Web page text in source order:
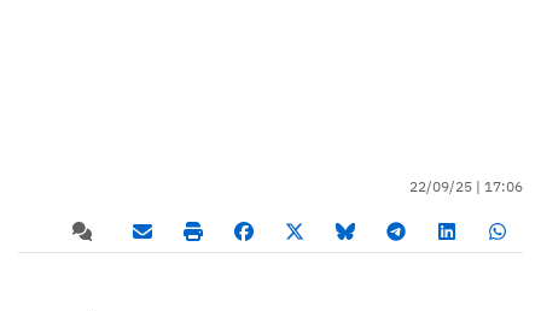
22/09/25 | 17:06